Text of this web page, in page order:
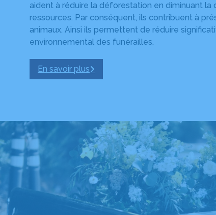
aident à réduire la déforestation en diminuant la
ressources. Par conséquent, ils contribuent à
animaux. Ainsi ils permettent de réduire
environnemental des funérailles.
En savoir plus